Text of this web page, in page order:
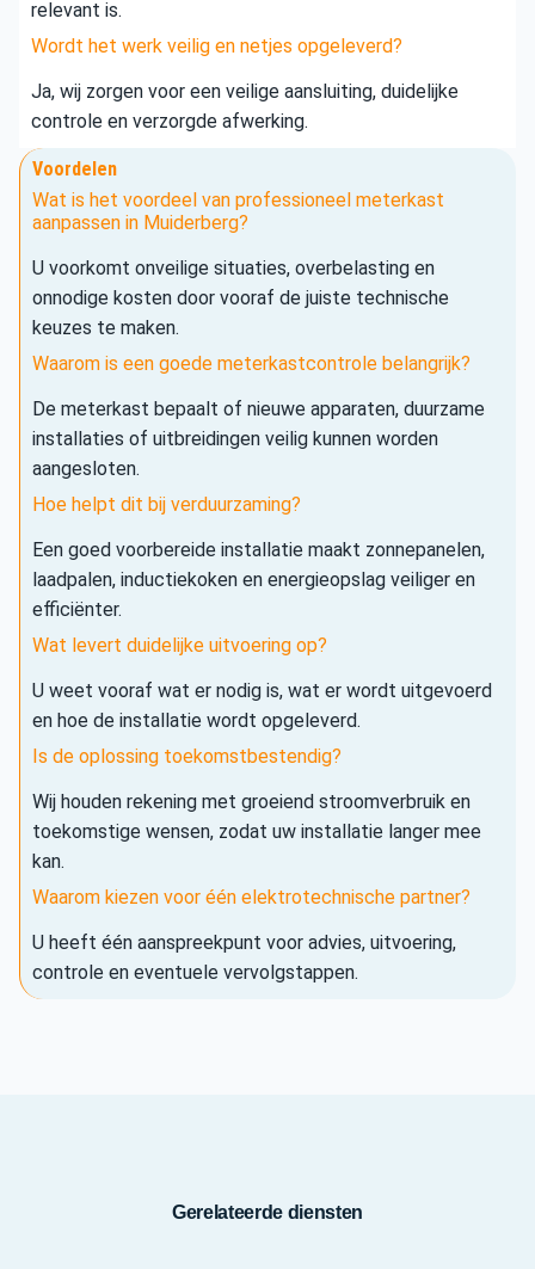
relevant is.
Wordt het werk veilig en netjes opgeleverd?
Ja, wij zorgen voor een veilige aansluiting, duidelijke
controle en verzorgde afwerking.
Voordelen
Wat is het voordeel van professioneel meterkast
aanpassen in Muiderberg?
U voorkomt onveilige situaties, overbelasting en
onnodige kosten door vooraf de juiste technische
keuzes te maken.
Waarom is een goede meterkastcontrole belangrijk?
De meterkast bepaalt of nieuwe apparaten, duurzame
installaties of uitbreidingen veilig kunnen worden
aangesloten.
Hoe helpt dit bij verduurzaming?
Een goed voorbereide installatie maakt zonnepanelen,
laadpalen, inductiekoken en energieopslag veiliger en
efficiënter.
Wat levert duidelijke uitvoering op?
U weet vooraf wat er nodig is, wat er wordt uitgevoerd
en hoe de installatie wordt opgeleverd.
Is de oplossing toekomstbestendig?
Wij houden rekening met groeiend stroomverbruik en
toekomstige wensen, zodat uw installatie langer mee
kan.
Waarom kiezen voor één elektrotechnische partner?
U heeft één aanspreekpunt voor advies, uitvoering,
controle en eventuele vervolgstappen.
Gerelateerde diensten